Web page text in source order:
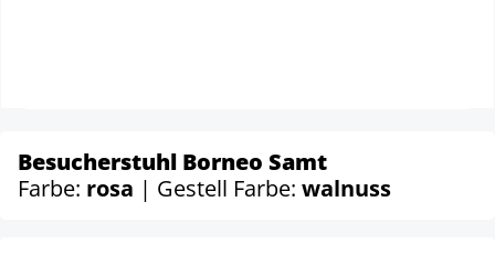
Besucherstuhl Borneo Samt
Farbe: rosa | Gestell Farbe: walnuss